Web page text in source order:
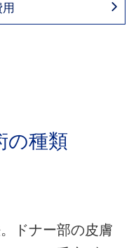
の種類
ドナー部の皮膚